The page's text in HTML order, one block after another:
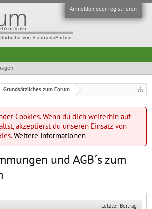
Anmelden oder registrieren
Grundsätzliches zum Forum
Cookies. Wenn du dich weiterhin auf
akzeptierst du unseren Einsatz von
Weitere Informationen
und AGB´s zum
Letzter Beitrag